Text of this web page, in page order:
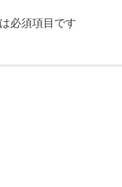
必須項目です